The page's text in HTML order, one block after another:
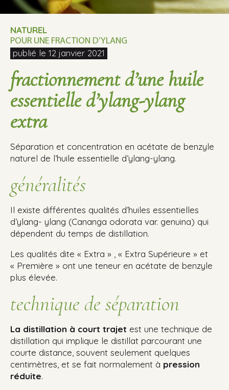
NATUREL
POUR UNE FRACTION D’YLANG
publié le 12 janvier 2021
fractionnement d’une huile
essentielle d’ylang-ylang
extra
Séparation et concentration en acétate de benzyle
naturel de l’huile essentielle d’ylang-ylang.
généralités
Il existe différentes qualités d’huiles essentielles
d’ylang- ylang (Cananga odorata var. genuina) qui
dépendent du temps de distillation.
Les qualités dite « Extra » , « Extra Supérieure » et
« Première » ont une teneur en acétate de benzyle
plus élevée.
technique de séparation
La distillation à court trajet est une technique de
distillation qui implique le distillat parcourant une
courte distance, souvent seulement quelques
centimètres, et se fait normalement à pression
réduite.